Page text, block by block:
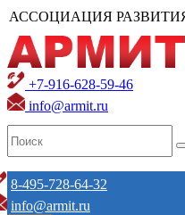
АССОЦИАЦИЯ
+7-916-628-59-46
info@armit.ru
8-495-728-64-32
info@armit.ru